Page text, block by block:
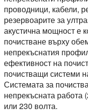
проводници, кабели,
резервоарите за
акустична мощност е
почистване върху
непрекъснатия
ефективност на
почистващи системи
Системата за
непрекъсната работа
или 230 волта.